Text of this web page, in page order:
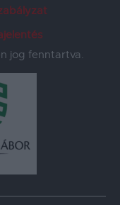
jog fenntartva.